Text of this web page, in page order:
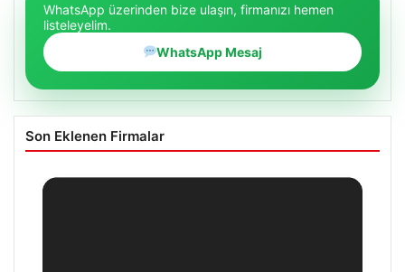
WhatsApp üzerinden bize ulaşın, firmanızı hemen
listeleyelim.
WhatsApp Mesaj
Son Eklenen Firmalar